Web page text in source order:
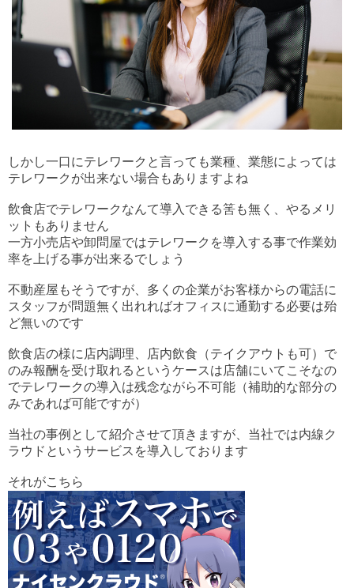
しかし一口にテレワークと言っても業種、業態によっては
テレワークが出来ない場合もありますよね
飲食店でテレワークなんて導入できる筈も無く、やるメリ
ットもありません
一方小売店や卸問屋ではテレワークを導入する事で作業効
率を上げる事が出来るでしょう
不動産屋もそうですが、多くの企業がお客様からの電話に
スタッフが問題無く出れればオフィスに通勤する必要は殆
ど無いのです
飲食店の様に店内調理、店内飲食（テイクアウトも可）で
のみ報酬を受け取れるというケースは店舗にいてこそなの
でテレワークの導入は残念ながら不可能（補助的な部分の
みであれば可能ですが）
当社の事例として紹介させて頂きますが、当社では内線ク
ラウドというサービスを導入しております
それがこちら